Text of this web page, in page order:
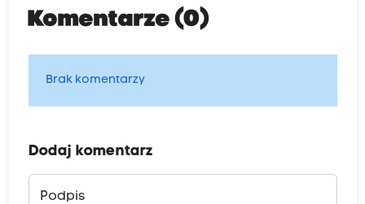
Komentarze (0)
Brak komentarzy
Dodaj komentarz
Podpis